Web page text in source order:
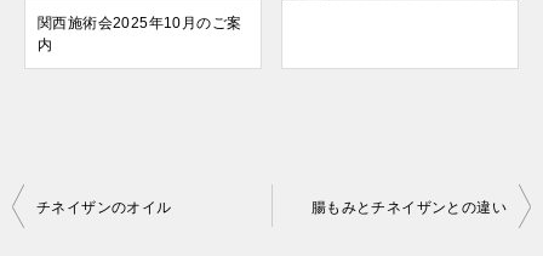
関西施術会2025年10月のご案
内
投チネイザンのオイル 腸もみとチネイザンとの違い